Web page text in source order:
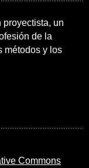
proyectista, un
de la
métodos y los
Commons